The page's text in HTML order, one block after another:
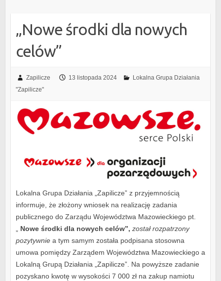
„Nowe środki dla nowych
celów”
Zapilicze 13 listopada 2024
Lokalna Grupa Działania
"Zapilicze"
Lokalna Grupa Działania „Zapilicze” z przyjemnością
informuje, że złożony wniosek na realizację zadania
publicznego do Zarządu Województwa Mazowieckiego pt.
Nowe środki dla nowych celów”, został rozpatrzony
pozytywnie a tym samym została podpisana stosowna
umowa pomiędzy Zarządem Województwa Mazowieckiego a
Lokalną Grupą Działania „Zapilicze”. Na powyższe zadanie
pozyskano kwotę w wysokości 7 000 zł na zakup namiotu